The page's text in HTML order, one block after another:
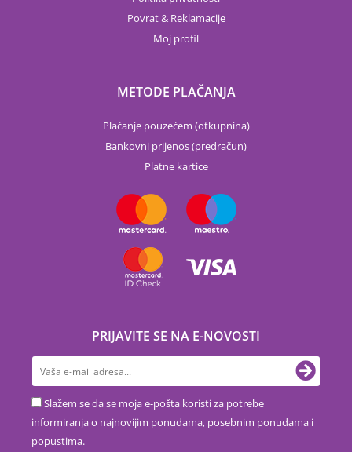
Povrat & Reklamacije
Moj profil
METODE PLAČANJA
Plaćanje pouzećem (otkupnina)
Bankovni prijenos (predračun)
Platne kartice
PRIJAVITE SE NA E-NOVOSTI
Slažem se da se moja e-pošta koristi za potrebe
informiranja o najnovijim ponudama, posebnim ponudama i
popustima.